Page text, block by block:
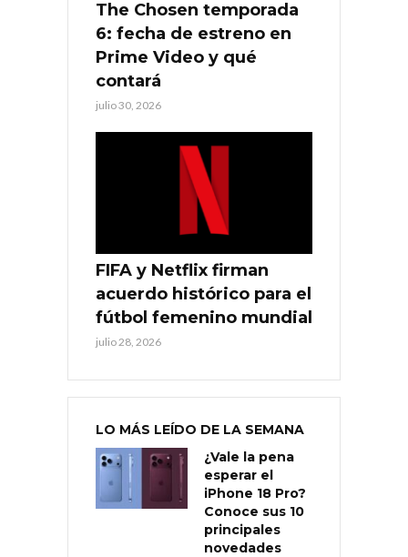
The Chosen temporada
6: fecha de estreno en
Prime Video y qué
contará
julio 30, 2026
FIFA y Netflix firman
acuerdo histórico para el
fútbol femenino mundial
julio 28, 2026
LO MÁS LEÍDO DE LA SEMANA
¿Vale la pena
esperar el
iPhone 18 Pro?
Conoce sus 10
principales
novedades